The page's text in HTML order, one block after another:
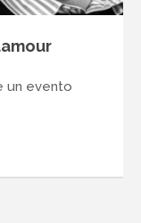
un evento